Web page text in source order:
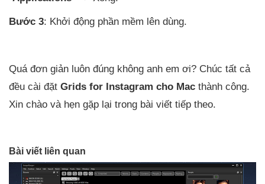
Bước 3: Khởi động phần mềm lên dùng.
Quá đơn giản luôn đúng không anh em ơi? Chúc tất cả
đều cài đặt Grids for Instagram cho Mac thành công.
Xin chào và hẹn gặp lại trong bài viết tiếp theo.
Bài viết liên quan